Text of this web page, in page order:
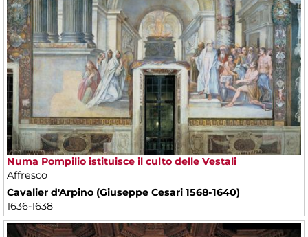
Numa Pompilio istituisce il culto delle Vestali
Affresco
Cavalier d'Arpino (Giuseppe Cesari 1568-1640)
1636-1638